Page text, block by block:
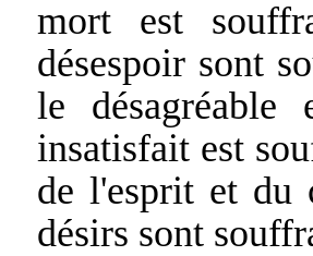
mort est
désespoir sont
le désagréable
insatisfait est
de l'esprit et du
désirs sont